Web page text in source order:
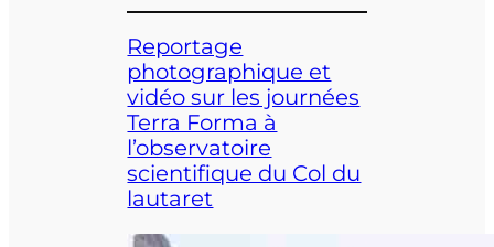
Reportage
photographique et
vidéo sur les journées
Terra Forma à
l’observatoire
scientifique du Col du
lautaret